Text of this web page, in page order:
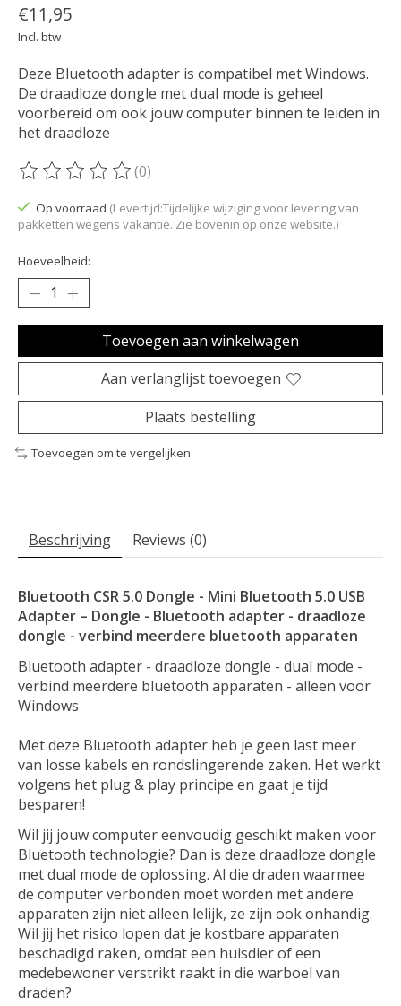
€11,95
Incl. btw
Deze Bluetooth adapter is compatibel met Windows.
De draadloze dongle met dual mode is geheel
voorbereid om ook jouw computer binnen te leiden in
het draadloze
De beoordeling van dit product is
(0)
Op voorraad (Levertijd:Tijdelijke wijziging voor levering van
pakketten wegens vakantie. Zie bovenin op onze website.)
Hoeveelheid:
Toevoegen aan winkelwagen
Aan verlanglijst toevoegen
Plaats bestelling
Toevoegen om te vergelijken
Beschrijving Reviews (0)
Bluetooth CSR 5.0 Dongle - Mini Bluetooth 5.0 USB
Adapter – Dongle - Bluetooth adapter - draadloze
dongle - verbind meerdere bluetooth apparaten
Bluetooth adapter - draadloze dongle - dual mode -
verbind meerdere bluetooth apparaten - alleen voor
Windows
Met deze Bluetooth adapter heb je geen last meer
van losse kabels en rondslingerende zaken. Het werkt
volgens het plug & play principe en gaat je tijd
besparen!
Wil jij jouw computer eenvoudig geschikt maken voor
Bluetooth technologie? Dan is deze draadloze dongle
met dual mode de oplossing. Al die draden waarmee
de computer verbonden moet worden met andere
apparaten zijn niet alleen lelijk, ze zijn ook onhandig.
Wil jij het risico lopen dat je kostbare apparaten
beschadigd raken, omdat een huisdier of een
medebewoner verstrikt raakt in die warboel van
draden?